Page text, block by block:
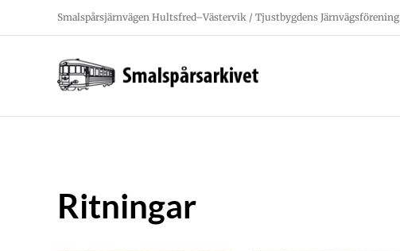
Smalspårsjärnvägen Hultsfred–Västervik / Tjustbygdens Järnvägsförening
Ritningar